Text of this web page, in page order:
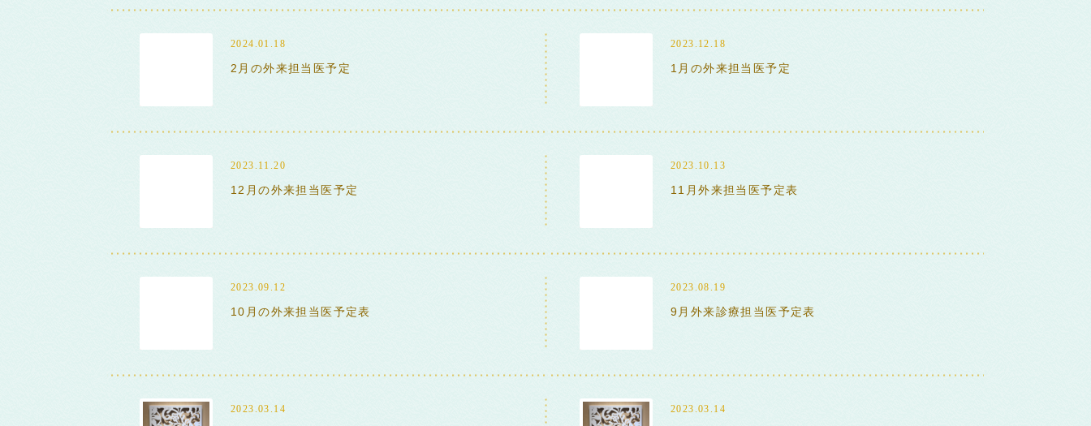
2024.01.18
2月の外来担当医予定
2023.12.18
1月の外来担当医予定
2023.11.20
12月の外来担当医予定
2023.10.13
11月外来担当医予定表
2023.09.12
10月の外来担当医予定表
2023.08.19
9月外来診療担当医予定表
2023.03.14 2023.03.14